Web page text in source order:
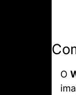
O